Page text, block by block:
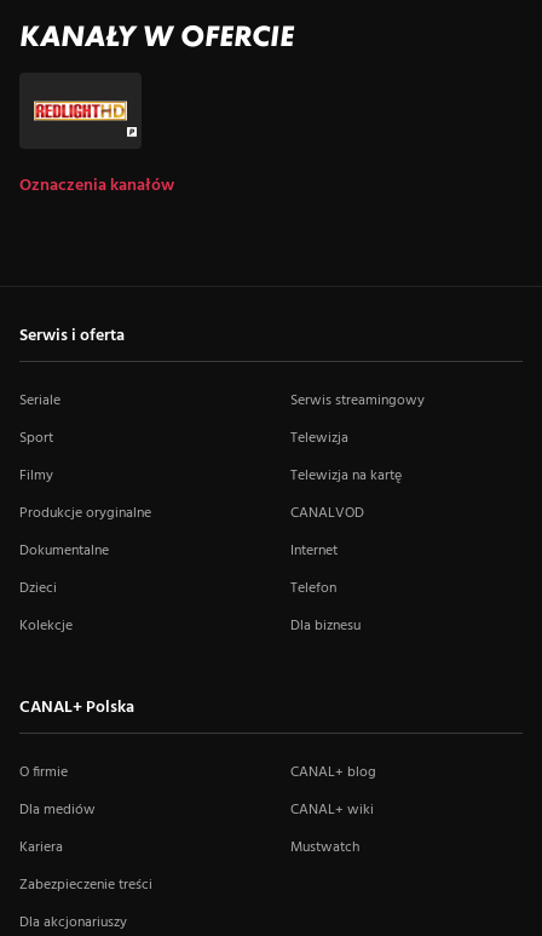
KANAŁY W OFERCIE
Oznaczenia kanałów
Serwis i oferta
Seriale
Sport
Filmy
Produkcje oryginalne
Dokumentalne
Dzieci
Kolekcje
Serwis streamingowy
Telewizja
Telewizja na kartę
CANALVOD
Internet
Telefon
Dla biznesu
CANAL+ Polska
O firmie
Dla mediów
Kariera
Zabezpieczenie treści
Dla akcjonariuszy
CANAL+ blog
CANAL+ wiki
Mustwatch